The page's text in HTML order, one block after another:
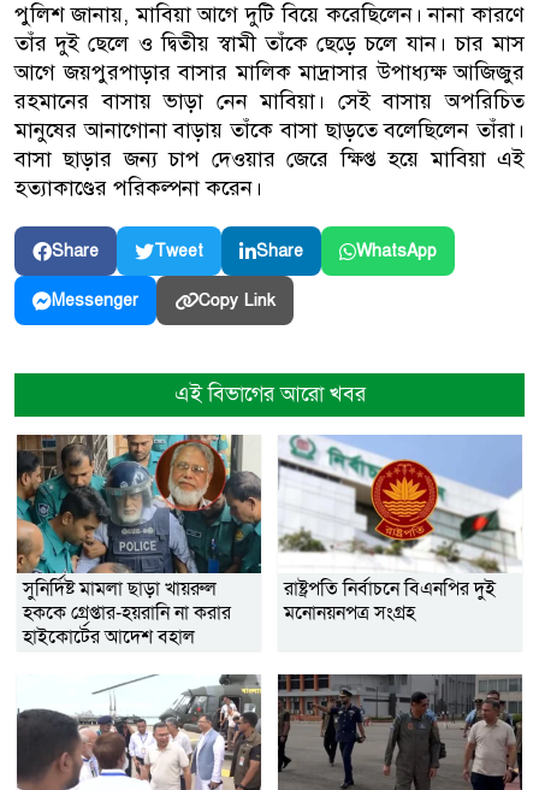
পুলিশ জানায়, মাবিয়া আগে দুটি বিয়ে করেছিলেন। নানা কারণে
তাঁর দুই ছেলে ও দ্বিতীয় স্বামী তাঁকে ছেড়ে চলে যান। চার মাস
আগে জয়পুরপাড়ার বাসার মালিক মাদ্রাসার উপাধ্যক্ষ আজিজুর
রহমানের বাসায় ভাড়া নেন মাবিয়া। সেই বাসায় অপরিচিত
মানুষের আনাগোনা বাড়ায় তাঁকে বাসা ছাড়তে বলেছিলেন তাঁরা।
বাসা ছাড়ার জন্য চাপ দেওয়ার জেরে ক্ষিপ্ত হয়ে মাবিয়া এই
হত্যাকাণ্ডের পরিকল্পনা করেন।
Share Tweet Share WhatsApp
Messenger Copy Link
এই বিভাগের আরো খবর
সুনির্দিষ্ট মামলা ছাড়া খায়রুল
হককে গ্রেপ্তার-হয়রানি না করার
হাইকোর্টের আদেশ বহাল
রাষ্ট্রপতি নির্বাচনে বিএনপির দুই
মনোনয়নপত্র সংগ্রহ